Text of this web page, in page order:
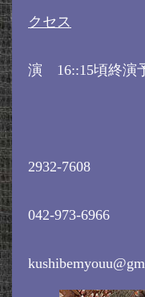
クセス
時間
演 16::15頃終
定
お問合
小貫
2932-7608
櫛部
042-973-6966
e-